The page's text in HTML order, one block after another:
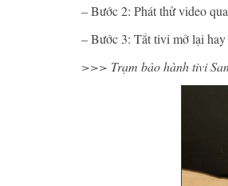
– Bước 2: Phát thử video
– Bước 3: Tắt tivi mở lại
>>> Trạm bảo hành tivi